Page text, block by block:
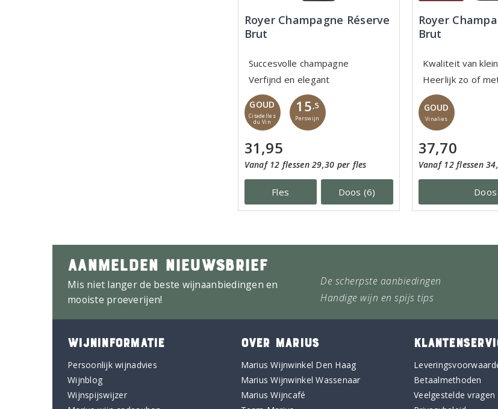
Royer Champagne Réserve
Brut
Succesvolle champagne
Verfijnd en elegant
GOUD
Citadelles
du Vin
15,5
Perswijn
31,95
Vanaf 12 flessen 29,30 per fles
Fles Doos (6)
Royer
Brut
Kwaliteit van
Heerlijk zo of
GOUD
Vinalies
37,70
Vanaf 12 flessen
AANMELDEN NIEUWSBRIEF
Mis niet langer de beste wijnaanbiedingen en
mooiste proeverijen!
De scherpste aanbiedingen
Handige wijn en spijs tips
WIJNINFORMATIE
Persoonlijk wijnadvies
Wijnblog
Wijnspijswijzer
OVER MARIUS
Marius Wijnwinkel Den Haag
Marius Wijnwinkel Wassenaar
Marius Wijncafé
Betaalmethoden
Veelgestelde vragen